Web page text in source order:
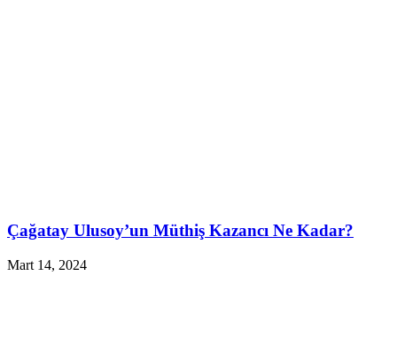
Çağatay Ulusoy’un Müthiş Kazancı Ne Kadar?
Mart 14, 2024